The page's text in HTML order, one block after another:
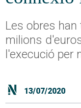
Les obres
milions
l'execució per
13/07/2020